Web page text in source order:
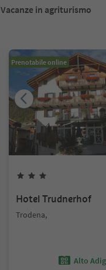
Vacanze in agriturismo
Prenotabile online
Hotel Trudnerhof
Trodena,
Alto